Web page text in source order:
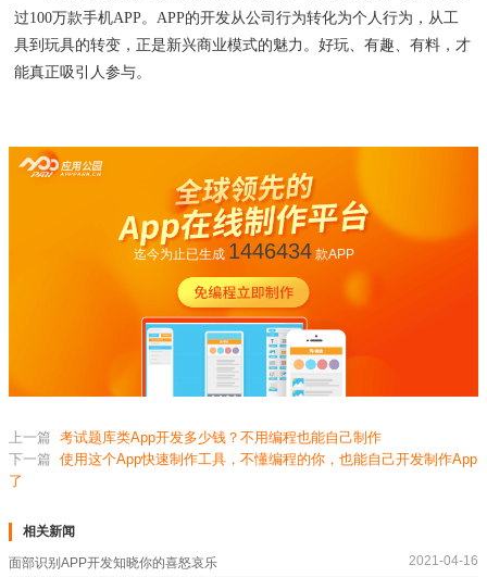
过100万款手机APP。APP的开发从公司行为转化为个人行为，从工
具到玩具的转变，正是新兴商业模式的魅力。好玩、有趣、有料，才
能真正吸引人参与。
迄今为止已生成 1446434款APP
上一篇 考试题库类App开发多少钱？不用编程也能自己制作
下一篇 使用这个App快速制作工具，不懂编程的你，也能自己开发制作App
了
相关新闻
面部识别APP开发知晓你的喜怒哀乐 2021-04-16